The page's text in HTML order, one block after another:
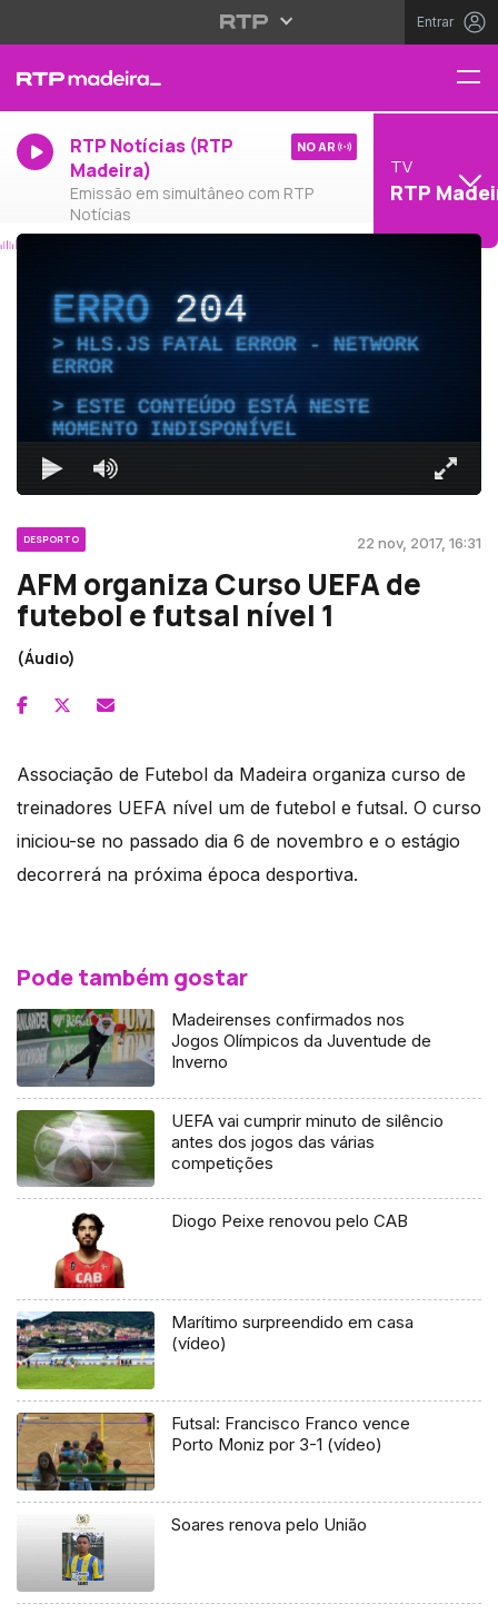
Entrar
RTP Notícias (RTP
Madeira)
Emissão em simultâneo com RTP
Notícias
NO AR
TV
RTP
ERRO204
HLS.JS FATAL ERROR - NETWORK
ERROR
ESTE CONTEÚDO ESTÁ NESTE
MOMENTO INDISPONÍVEL
DESPORTO 22 nov, 2017, 16:31
AFM organiza Curso UEFA de
futebol e futsal nível 1
(Áudio)
Associação de Futebol da Madeira organiza curso de
treinadores UEFA nível um de futebol e futsal. O curso
iniciou-se no passado dia 6 de novembro e o estágio
decorrerá na próxima época desportiva.
Pode também gostar
Madeirenses confirmados nos
Jogos Olímpicos da Juventude de
Inverno
UEFA vai cumprir minuto de silêncio
antes dos jogos das várias
competições
Diogo Peixe renovou pelo CAB
Marítimo surpreendido em casa
(vídeo)
Futsal: Francisco Franco vence
Porto Moniz por 3-1 (vídeo)
Soares renova pelo União